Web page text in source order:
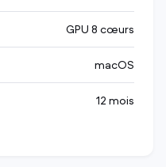
GPU 8 cœurs
macOS
12 mois